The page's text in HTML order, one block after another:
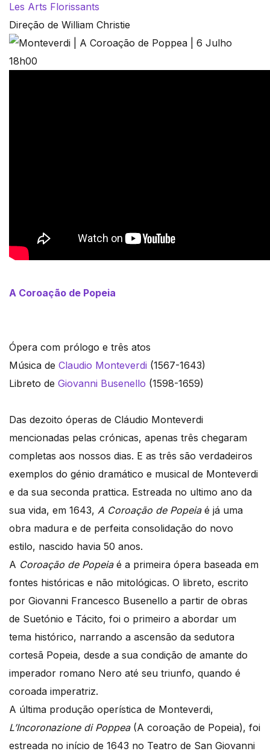
Les Arts Florissants
Direção de William Christie
A Coroação de Popeia
Ópera com prólogo e três atos
Música de Claudio Monteverdi (1567-1643)
Libreto de Giovanni Busenello (1598-1659)
Das dezoito óperas de Cláudio Monteverdi
mencionadas pelas crónicas, apenas três chegaram
completas aos nossos dias. E as três são verdadeiros
exemplos do génio dramático e musical de Monteverdi
e da sua seconda prattica. Estreada no ultimo ano da
sua vida, em 1643, A Coroação de Popeiaé já uma
obra madura e de perfeita consolidação do novo
estilo, nascido havia 50 anos.
A Coroação de Popeiaé a primeira ópera baseada em
fontes históricas e não mitológicas. O libreto, escrito
por Giovanni Francesco Busenello a partir de obras
de Suetónio e Tácito, foi o primeiro a abordar um
tema histórico, narrando a ascensão da sedutora
cortesã Popeia, desde a sua condição de amante do
imperador romano Nero até seu triunfo, quando é
coroada imperatriz.
A última produção operística de Monteverdi,
L’Incoronazione di Poppea(A coroação de Popeia), foi
estreada no início de 1643 no Teatro de San Giovanni